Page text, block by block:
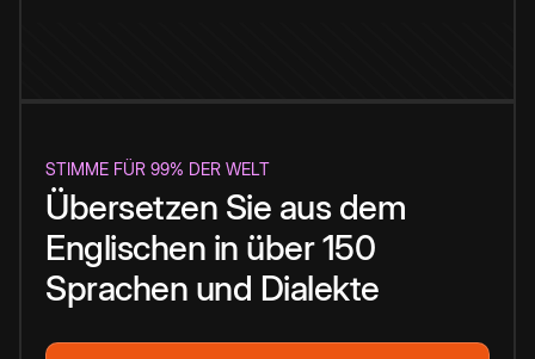
STIMME FÜR 99% DER WELT
Übersetzen Sie aus dem
Englischen in über 150
Sprachen und Dialekte